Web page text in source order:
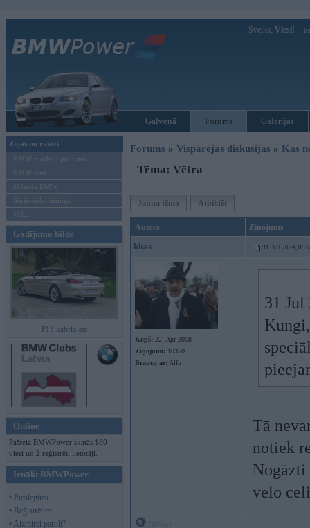
Sveiks, Viesi!
Galvenā Forums Galerijas
Ziņas un raksti
BMW modeļu jaunumi
BMW testi
Mēneša BMW
Sērijveida tūnings
Vel...
Gadījuma bilde
F13 kabriolets
Online
Pašreiz BMWPower skatās 180
viesi un 2 reģistrēti lietotāji.
Ienākt BMWPower
• Pieslēgties
• Reģistrēties
• Aizmirsi paroli?
Forums » Vispārējās diskusijas » Kas
Tēma: Vētra
Jauna tēma Atbildēt
Autors Ziņojums
kkas 31. Jul 2024,
Kopš: 22. Apr 2008
Ziņojumi: 10350
Braucu ar: Alfu
31
Tā
notiek
Nogāzti
velo